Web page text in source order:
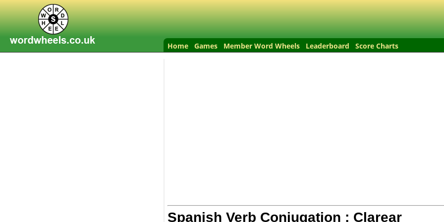
Home Games Member Word Wheels Leaderboard Score Charts
Spanish Verb Conjugation : Clarear